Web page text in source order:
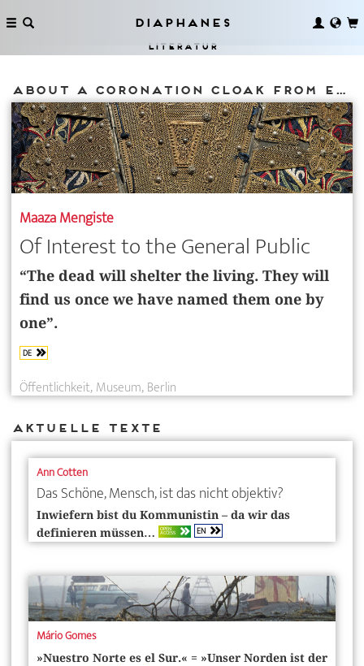
Diaphanes
Literatur
About a Coronation Cloak from Ethiopia
Maaza Mengiste
Of Interest to the General Public
“The dead will shelter the living. They will
find us once we have named them one by
one”.
DE
Öffentlichkeit Museum Berlin
Aktuelle Texte
Ann Cotten
Das Schöne, Mensch, ist das nicht objektiv?
Inwiefern bist du Kommunistin – da wir das
definieren ­müssen…
OPEN
ACCESS EN
Mário Gomes
­»Nuestro Norte es el Sur.« = »Unser Norden ist der